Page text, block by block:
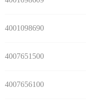
4001098690
4007651500
4007656100